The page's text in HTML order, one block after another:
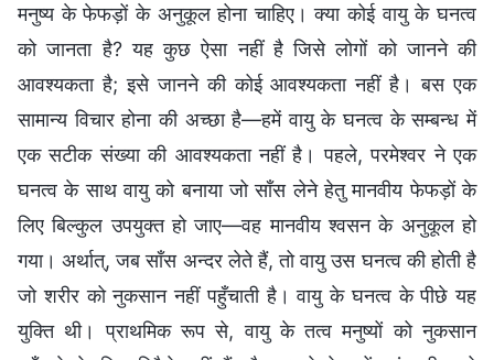
मनुष्य के फेफड़ों के अनुकूल होना चाहिए। क्या कोई वायु के घनत्व
को जानता है? यह कुछ ऐसा नहीं है जिसे लोगों को जानने की
आवश्यकता है; इसे जानने की कोई आवश्यकता नहीं है। बस एक
सामान्य विचार होना की अच्छा है—हमें वायु के घनत्व के सम्बन्ध में
एक सटीक संख्या की आवश्यकता नहीं है। पहले, परमेश्वर ने एक
घनत्व के साथ वायु को बनाया जो साँस लेने हेतु मानवीय फेफड़ों के
लिए बिल्कुल उपयुक्त हो जाए—वह मानवीय श्वसन के अनुकूल हो
गया। अर्थात्, जब साँस अन्दर लेते हैं, तो वायु उस घनत्व की होती है
जो शरीर को नुकसान नहीं पहुँचाती है। वायु के घनत्व के पीछे यह
युक्ति थी। प्राथमिक रूप से, वायु के तत्व मनुष्यों को नुकसान